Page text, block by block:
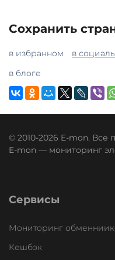
Сохранить
в избранном в
в блоге
© 2010-2026 E-mon. Все
E-mon — мониторинг
Сервисы
Мониторинг
Кешбэк